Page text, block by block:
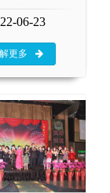
06-23
更多